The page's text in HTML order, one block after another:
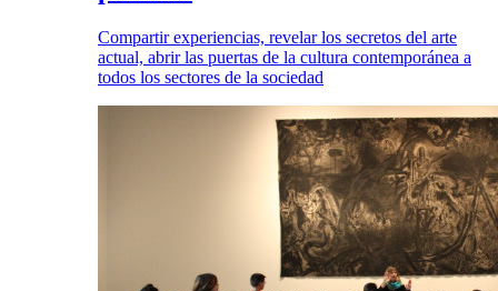
Compartir experiencias, revelar los secretos del arte
actual, abrir las puertas de la cultura contemporánea a
todos los sectores de la sociedad